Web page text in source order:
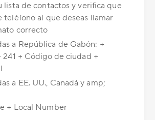
lista de contactos y verifica que
teléfono al que deseas llamar
correcto
a República de Gabón: +
241 + Código de ciudad +
a EE. UU., Canadá y amp;
+ Local Number